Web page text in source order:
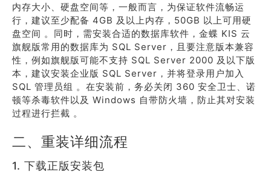
内存大小、硬盘空间等，一般而言，为保证软件流畅运
行，建议至少配备 4GB 及以上内存，50GB 以上可用硬
盘空间 。同时，需安装合适的数据库软件，金蝶 KIS 云
旗舰版常用的数据库为 SQL Server，且要注意版本兼容
性，例如旗舰版可能不支持 SQL Server 2000 及以下版
本，建议安装企业版 SQL Server，并将登录用户加入
SQL 管理员组 。在安装前，务必关闭 360 安全卫士、诺
顿等杀毒软件以及 Windows 自带防火墙，防止其对安装
过程进行拦截 。
二、重装详细流程
1. 下载正版安装包